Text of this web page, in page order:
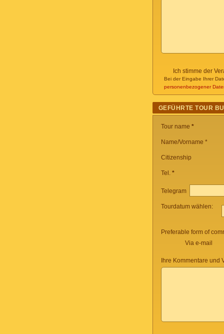
Ich stimme der
Bei der Eingabe Ihrer
personenbezogener
GEFÜHRTE TOUR
Tour name *
Name/Vorname *
Citizenship
Tel. *
Telegram
Tourdatum wählen:
Preferable form of
Via e-mail
Ihre Kommentare und